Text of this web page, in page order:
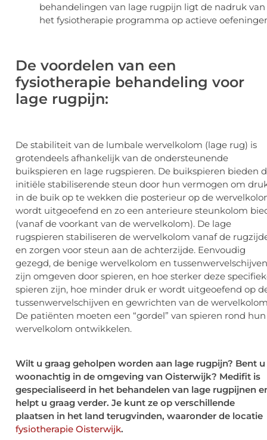
behandelingen van lage rugpijn ligt de nadruk van
het fysiotherapie programma op actieve
De voordelen van een
fysiotherapie behandeling voor
lage rugpijn:
De stabiliteit van de lumbale wervelkolom (lage rug) is
grotendeels afhankelijk van de ondersteunende
buikspieren en lage rugspieren. De buikspieren bieden
initiële stabiliserende steun door hun vermogen om
in de buik op te wekken die posterieur op de
wordt uitgeoefend en zo een anterieure steunkolom
(vanaf de voorkant van de wervelkolom). De lage
rugspieren stabiliseren de wervelkolom vanaf de
en zorgen voor steun aan de achterzijde. Eenvoudig
gezegd, de benige wervelkolom en tussenwervelschijven
zijn omgeven door spieren, en hoe sterker deze
spieren zijn, hoe minder druk er wordt uitgeoefend op
tussenwervelschijven en gewrichten van de
De patiënten moeten een “gordel” van spieren rond hun
wervelkolom ontwikkelen.
Wilt u graag geholpen worden aan lage rugpijn? Bent u
woonachtig in de omgeving van Oisterwijk? Medifit is
gespecialiseerd in het behandelen van lage rugpijnen
helpt u graag verder. Je kunt ze op verschillende
plaatsen in het land terugvinden, waaronder de locatie
fysiotherapie Oisterwijk.